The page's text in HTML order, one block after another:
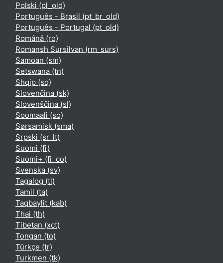
Polski ‎(pl_old)‎
Português - Brasil ‎(pt_br_old)‎
Português - Portugal ‎(pt_old)‎
Română ‎(ro)‎
Romansh Sursilvan ‎(rm_surs)‎
Samoan ‎(sm)‎
Setswana ‎(tn)‎
Shqip ‎(sq)‎
Slovenčina ‎(sk)‎
Slovenščina ‎(sl)‎
Soomaali ‎(so)‎
Sørsamisk ‎(sma)‎
Srpski ‎(sr_lt)‎
Suomi ‎(fi)‎
Suomi+ ‎(fi_co)‎
Svenska ‎(sv)‎
Tagalog ‎(tl)‎
Tamil ‎(ta)‎
Taqbaylit ‎(kab)‎
Thai ‎(th)‎
Tibetan ‎(xct)‎
Tongan ‎(to)‎
Türkçe ‎(tr)‎
Turkmen ‎(tk)‎